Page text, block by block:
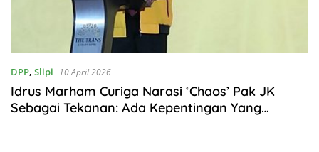
DPP, Slipi 10 April 2026
Idrus Marham Curiga Narasi ‘Chaos’ Pak JK
Sebagai Tekanan: Ada Kepentingan Yang